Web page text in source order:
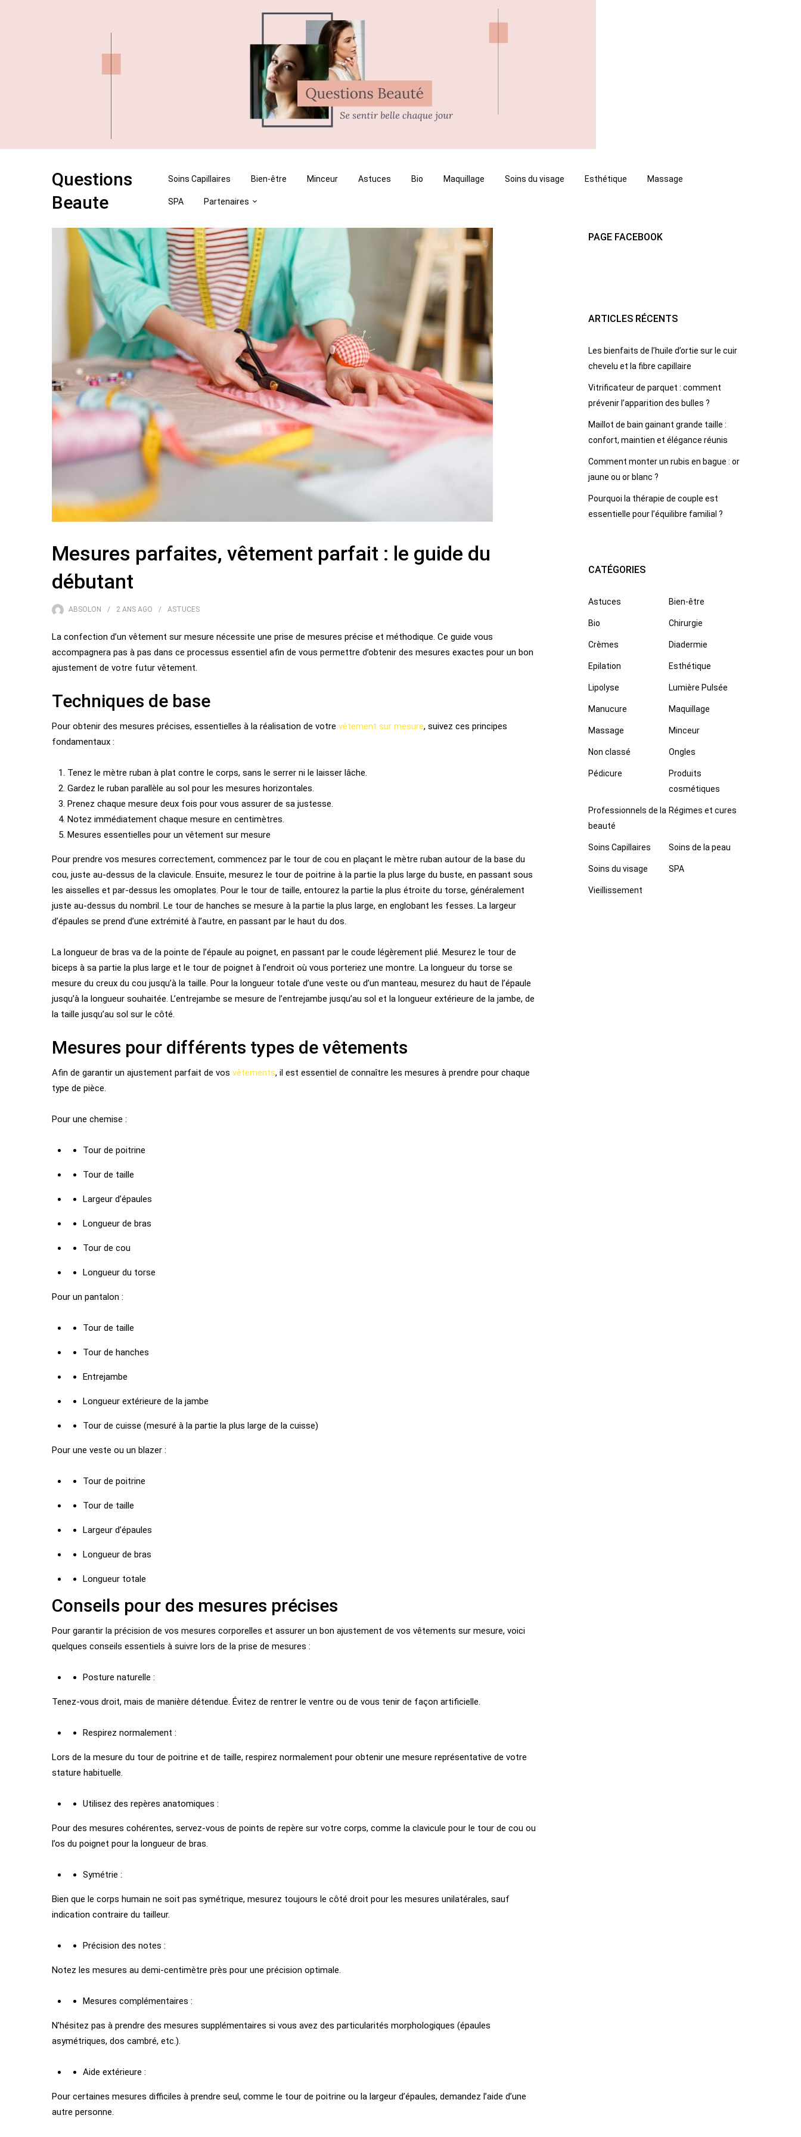
Questions
Beaute
Soins Capillaires Bien-être Minceur Astuces Bio Maquillage Soins du visage Esthétique Massage
SPA Partenaires
Mesures parfaites, vêtement parfait : le guide du
débutant
ABSOLON 2 ANS AGO ASTUCES
La confection d’un vêtement sur mesure nécessite une prise de mesures précise et méthodique. Ce guide vous
accompagnera pas à pas dans ce processus essentiel afin de vous permettre d’obtenir des mesures exactes pour un bon
ajustement de votre futur vêtement.
Techniques de base
Pour obtenir des mesures précises, essentielles à la réalisation de votre vêtement sur mesure, suivez ces principes
fondamentaux :
Tenez le mètre ruban à plat contre le corps, sans le serrer ni le laisser lâche.
Gardez le ruban parallèle au sol pour les mesures horizontales.
Prenez chaque mesure deux fois pour vous assurer de sa justesse.
Notez immédiatement chaque mesure en centimètres.
Mesures essentielles pour un vêtement sur mesure
Pour prendre vos mesures correctement, commencez par le tour de cou en plaçant le mètre ruban autour de la base du
cou, juste au-dessus de la clavicule. Ensuite, mesurez le tour de poitrine à la partie la plus large du buste, en passant sous
les aisselles et par-dessus les omoplates. Pour le tour de taille, entourez la partie la plus étroite du torse, généralement
juste au-dessus du nombril. Le tour de hanches se mesure à la partie la plus large, en englobant les fesses. La largeur
d’épaules se prend d’une extrémité à l’autre, en passant par le haut du dos.
La longueur de bras va de la pointe de l’épaule au poignet, en passant par le coude légèrement plié. Mesurez le tour de
biceps à sa partie la plus large et le tour de poignet à l’endroit où vous porteriez une montre. La longueur du torse se
mesure du creux du cou jusqu’à la taille. Pour la longueur totale d’une veste ou d’un manteau, mesurez du haut de l’épaule
jusqu’à la longueur souhaitée. L’entrejambe se mesure de l’entrejambe jusqu’au sol et la longueur extérieure de la jambe, de
la taille jusqu’au sol sur le côté.
Mesures pour différents types de vêtements
Afin de garantir un ajustement parfait de vos vêtements, il est essentiel de connaître les mesures à prendre pour chaque
type de pièce.
Pour une chemise :
Tour de poitrine
Tour de taille
Largeur d’épaules
Longueur de bras
Tour de cou
Longueur du torse
Pour un pantalon :
Tour de taille
Tour de hanches
Entrejambe
Longueur extérieure de la jambe
Tour de cuisse (mesuré à la partie la plus large de la cuisse)
Pour une veste ou un blazer :
Tour de poitrine
Tour de taille
Largeur d’épaules
Longueur de bras
Longueur totale
Conseils pour des mesures précises
Pour garantir la précision de vos mesures corporelles et assurer un bon ajustement de vos vêtements sur mesure, voici
quelques conseils essentiels à suivre lors de la prise de mesures :
Posture naturelle :
Tenez-vous droit, mais de manière détendue. Évitez de rentrer le ventre ou de vous tenir de façon artificielle.
Respirez normalement :
Lors de la mesure du tour de poitrine et de taille, respirez normalement pour obtenir une mesure représentative de votre
stature habituelle.
Utilisez des repères anatomiques :
Pour des mesures cohérentes, servez-vous de points de repère sur votre corps, comme la clavicule pour le tour de cou ou
l’os du poignet pour la longueur de bras.
Symétrie :
Bien que le corps humain ne soit pas symétrique, mesurez toujours le côté droit pour les mesures unilatérales, sauf
indication contraire du tailleur.
Précision des notes :
Notez les mesures au demi-centimètre près pour une précision optimale.
Mesures complémentaires :
N’hésitez pas à prendre des mesures supplémentaires si vous avez des particularités morphologiques (épaules
asymétriques, dos cambré, etc.).
Aide extérieure :
Pour certaines mesures difficiles à prendre seul, comme le tour de poitrine ou la largeur d’épaules, demandez l’aide d’une
autre personne.
PAGE FACEBOOK
ARTICLES RÉCENTS
Les bienfaits de l’huile d’ortie sur le cuir
chevelu et la fibre capillaire
Vitrificateur de parquet : comment
prévenir l’apparition des bulles ?
Maillot de bain gainant grande taille :
confort, maintien et élégance réunis
Comment monter un rubis en bague : or
jaune ou or blanc ?
Pourquoi la thérapie de couple est
essentielle pour l’équilibre familial ?
CATÉGORIES
Astuces Bien-être
Bio Chirurgie
Crèmes Diadermie
Epilation Esthétique
Lipolyse Lumière Pulsée
Manucure Maquillage
Massage Minceur
Non classé Ongles
Pédicure
Produits
cosmétiques
Professionnels de la
beauté
Régimes et cures
Soins Capillaires Soins de la peau
Soins du visage SPA
Vieillissement